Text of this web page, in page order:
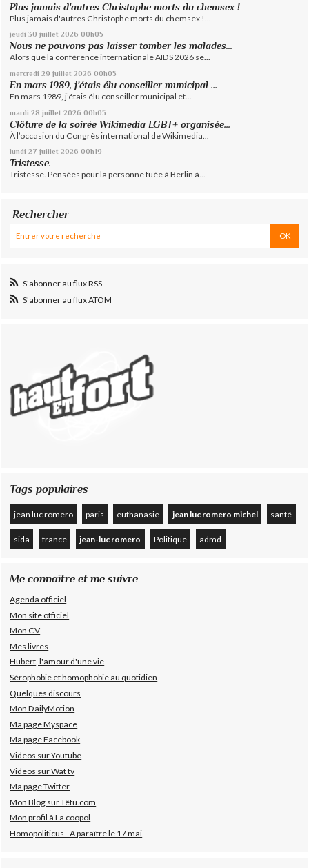
Plus jamais d'autres Christophe morts du chemsex !
Plus jamais d'autres Christophe morts du chemsex !...
jeudi 30 juillet 2026 00h05
Nous ne pouvons pas laisser tomber les malades...
Alors que la conférence internationale AIDS 2026 se...
mercredi 29 juillet 2026 00h05
En mars 1989, j’étais élu conseiller municipal ...
En mars 1989, j’étais élu conseiller municipal et...
mardi 28 juillet 2026 00h05
Clôture de la soirée Wikimedia LGBT+ organisée...
À l’occasion du Congrès international de Wikimedia...
lundi 27 juillet 2026 00h19
Tristesse.
Tristesse. Pensées pour la personne tuée à Berlin à...
Rechercher
S'abonner au flux RSS
S'abonner au flux ATOM
Tags populaires
jean luc romero paris euthanasie jean luc romero michel santé
sida france jean-luc romero Politique admd
Me connaître et me suivre
Agenda officiel
Mon site officiel
Mon CV
Mes livres
Hubert, l'amour d'une vie
Sérophobie et homophobie au quotidien
Quelques discours
Mon DailyMotion
Ma page Myspace
Ma page Facebook
Videos sur Youtube
Videos sur Wat tv
Ma page Twitter
Mon Blog sur Têtu.com
Mon profil à La coopol
Homopoliticus - A paraître le 17 mai